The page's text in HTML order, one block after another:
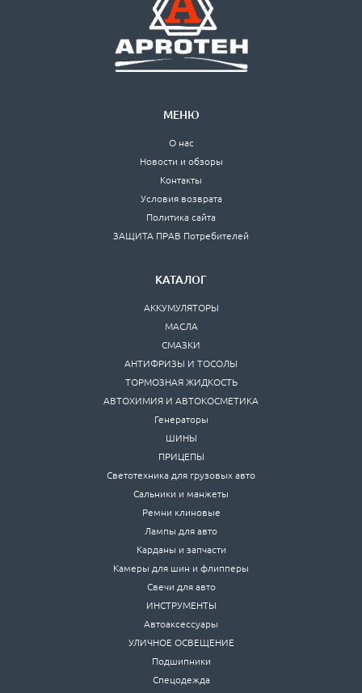
МЕНЮ
О нас
Новости и обзоры
Контакты
Условия возврата
Политика сайта
ЗАЩИТА ПРАВ Потребителей
КАТАЛОГ
АККУМУЛЯТОРЫ
МАСЛА
СМАЗКИ
АНТИФРИЗЫ И ТОСОЛЫ
ТОРМОЗНАЯ ЖИДКОСТЬ
АВТОХИМИЯ И АВТОКОСМЕТИКА
Генераторы
ШИНЫ
ПРИЦЕПЫ
Светотехника для грузовых авто
Сальники и манжеты
Ремни клиновые
Лампы для авто
Карданы и запчасти
Камеры для шин и флипперы
Свечи для авто
ИНСТРУМЕНТЫ
Автоаксессуары
УЛИЧНОЕ ОСВЕЩЕНИЕ
Подшипники
Спецодежда